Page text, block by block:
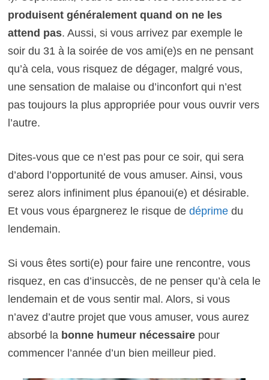
produisent généralement quand on ne les
attend pas. Aussi, si vous arrivez par exemple le
soir du 31 à la soirée de vos ami(e)s en ne pensant
qu’à cela, vous risquez de dégager, malgré vous,
une sensation de malaise ou d’inconfort qui n’est
pas toujours la plus appropriée pour vous ouvrir vers
l’autre.
Dites-vous que ce n’est pas pour ce soir, qui sera
d’abord l’opportunité de vous amuser. Ainsi, vous
serez alors infiniment plus épanoui(e) et désirable.
Et vous vous épargnerez le risque de déprimedu
lendemain.
Si vous êtes sorti(e) pour faire une rencontre, vous
risquez, en cas d’insuccès, de ne penser qu’à cela le
lendemain et de vous sentir mal. Alors, si vous
n’avez d’autre projet que vous amuser, vous aurez
absorbé la bonne humeur nécessairepour
commencer l’année d’un bien meilleur pied.